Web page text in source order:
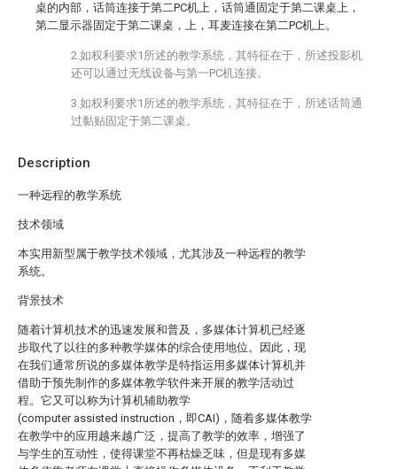
Description
一种远程的教学系统
技术领域
本实用新型属于教学技术领域，尤其涉及一种远程的教学
系统。
背景技术
随着计算机技术的迅速发展和普及，多媒体计算机已经逐
步取代了以往的多种教学媒体的综合使用地位。因此，现
在我们通常所说的多媒体教学是特指运用多媒体计算机并
借助于预先制作的多媒体教学软件来开展的教学活动过
程。它又可以称为计算机辅助教学
(computer assisted instruction，即CAI)，随着多媒体教学
在教学中的应用越来越广泛，提高了教学的效率，增强了
与学生的互动性，使得课堂不再枯燥乏味，但是现有多媒
桌的内部，话筒连接于第二PC机上，话筒通固定于第二课桌上，
第二显示器固定于第二课桌，上，耳麦连接在第二PC机上。
2.如权利要求1所述的教学系统，其特征在于，所述投影机
还可以通过无线设备与第一PC机连接。
3.如权利要求1所述的教学系统，其特征在于，所述话筒通
过黏贴固定于第二课桌。